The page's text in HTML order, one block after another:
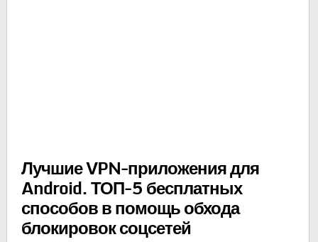
Лучшие VPN-приложения для
Android. ТОП-5 бесплатных
способов в помощь обхода
блокировок соцсетей